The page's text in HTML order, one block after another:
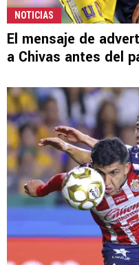
NOTICIAS
El mensaje de
a Chivas antes del